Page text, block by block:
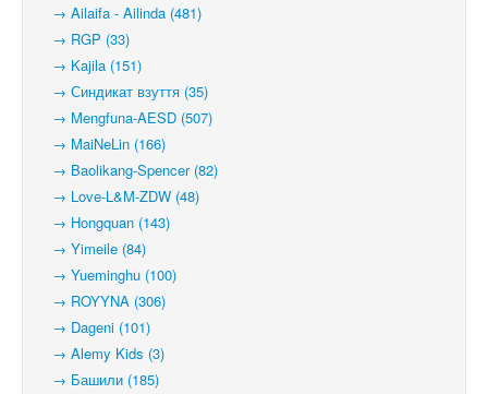
→ Ailaifa - Ailinda (481)
→ RGP (33)
→ Kajila (151)
→ Синдикат взуття (35)
→ Mengfuna-AESD (507)
→ MaiNeLin (166)
→ Baolikang-Spencer (82)
→ Love-L&M-ZDW (48)
→ Hongquan (143)
→ Yimeile (84)
→ Yueminghu (100)
→ ROYYNA (306)
→ Dageni (101)
→ Alemy Kids (3)
→ Башили (185)